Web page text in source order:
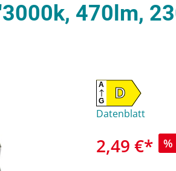
470lm,
D
A
G
Datenblatt
2,49 €* %